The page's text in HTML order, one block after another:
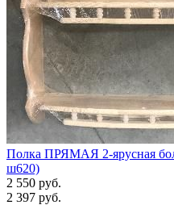
Полка ПРЯМАЯ 2-ярусная
ш620)
2 550 руб.
2 397 руб.